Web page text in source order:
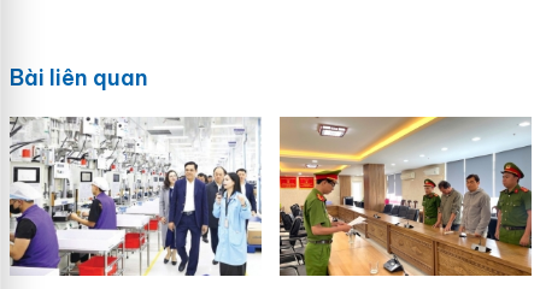
Bài liên quan